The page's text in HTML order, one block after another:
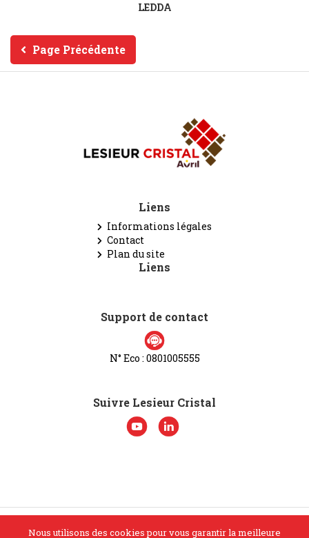
LEDDA
Page Précédente
Liens
Informations légales
Contact
Plan du site
Liens
Support de contact
N° Eco : 0801005555
Suivre Lesieur Cristal
© Lesieur Cristal 2026. Tous droits réservés
Nous utilisons des cookies pour vous garantir la meilleure